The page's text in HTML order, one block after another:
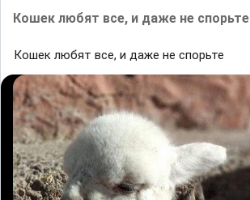
Кошек любят все, и даже не спорьте
Кошек любят все, и даже не спорьте